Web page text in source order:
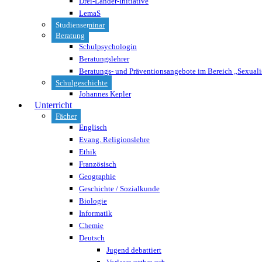
LemaS
Studienseminar
Beratung
Schulpsychologin
Beratungslehrer
Beratungs- und Präventionsangebote im Bereich
Schulgeschichte
Johannes Kepler
Unterricht
Fächer
Englisch
Evang. Religionslehre
Ethik
Französisch
Geographie
Geschichte / Sozialkunde
Biologie
Informatik
Chemie
Deutsch
Jugend debattiert